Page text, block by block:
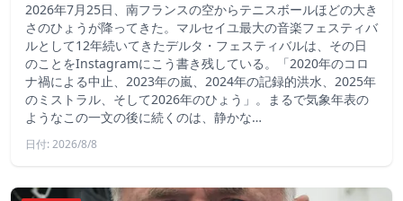
2026年7月25日、南フランスの空からテニスボールほどの大き
さのひょうが降ってきた。マルセイユ最大の音楽フェスティバ
ルとして12年続いてきたデルタ・フェスティバルは、その日
のことをInstagramにこう書き残している。「2020年のコロ
ナ禍による中止、2023年の嵐、2024年の記録的洪水、2025年
のミストラル、そして2026年のひょう」。まるで気象年表の
ようなこの一文の後に続くのは、静かな…
日付: 2026/8/8